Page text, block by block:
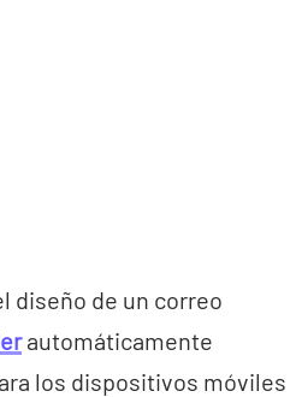
diseño de un correo
automáticamente
los dispositivos móviles